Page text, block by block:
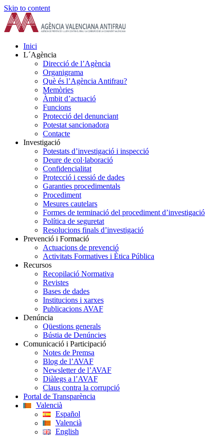
Skip to content
Inici
L´Agència
Direcció de l’Agència
Organigrama
Què és l’Agència Antifrau?
Memòries
Àmbit d’actuació
Funcions
Protecció del denunciant
Potestat sancionadora
Contacte
Investigació
Potestats d’investigació i inspecció
Deure de col·laboració
Confidencialitat
Protecció i cessió de dades
Garanties procedimentals
Procediment
Mesures cautelars
Formes de terminació del procediment d’investigació
Política de seguretat
Resolucions finals d’investigació
Prevenció i Formació
Actuacions de prevenció
Activitats Formatives i Ètica Pública
Recursos
Recopilació Normativa
Revistes
Bases de dades
Institucions i xarxes
Publicacions AVAF
Denúncia
Qüestions generals
Bústia de Denúncies
Comunicació i Participació
Notes de Premsa
Blog de l’AVAF
Newsletter de l’AVAF
Diàlegs a l’AVAF
Claus contra la corrupció
Portal de Transparència
Valencià
Español
Valencià
English